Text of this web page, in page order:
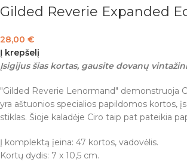
Gilded Reverie Expanded
28,00 €
Į krepšelį
Įsigijus šias kortas, gausite dovanų
"Gilded Reverie Lenormand" demonstruoja
yra aštuonios specialios papildomos kortos,
stiklas. Šioje kaladėje Ciro taip pat pateikia
Į komplektą įeina: 47 kortos, vadovėlis.
Kortų dydis: 7 x 10,5 cm.